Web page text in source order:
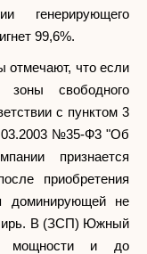
генерирующего
99,6%.
отмечают, что если
свободного
с пунктом 3
№35-Ф3 "Об
признается
приобретения
доминирующей не
В (ЗСП) Южный
мощности и до